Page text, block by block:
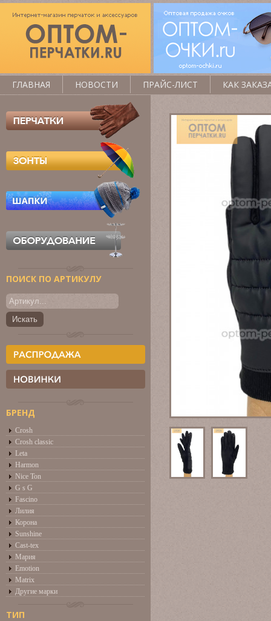
ПОИСК ПО АРТИКУЛУ
БРЕНД
Crosh
Crosh classic
Leta
Harmon
Nice Ton
G s G
Fascino
Лилия
Корона
Sunshine
Cast-tex
Мария
Emotion
Matrix
Другие марки
ТИП
ГЛАВНАЯ НОВОСТИ ПРАЙС-ЛИСТ КАК